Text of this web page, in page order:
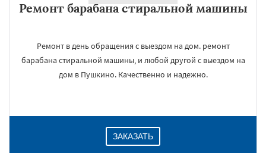
Ремонт барабана стиральной машины
Ремонт в день обращения с выездом на дом. ремонт
барабана стиральной машины, и любой другой с выездом на
дом в Пушкино. Качественно и надежно.
ЗАКАЗАТЬ